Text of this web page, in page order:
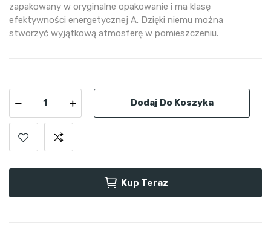
zapakowany w oryginalne opakowanie i ma klasę
efektywności energetycznej A. Dzięki niemu można
stworzyć wyjątkową atmosferę w pomieszczeniu.
Dodaj Do Koszyka
Kup Teraz